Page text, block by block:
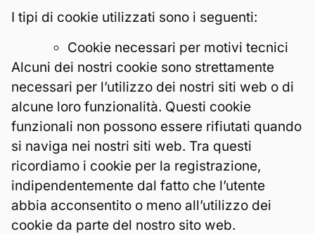
I tipi di cookie utilizzati sono i seguenti:
Cookie necessari per motivi tecnici
Alcuni dei nostri cookie sono strettamente
necessari per l’utilizzo dei nostri siti web o di
alcune loro funzionalità. Questi cookie
funzionali non possono essere rifiutati quando
si naviga nei nostri siti web. Tra questi
ricordiamo i cookie per la registrazione,
indipendentemente dal fatto che l’utente
abbia acconsentito o meno all’utilizzo dei
cookie da parte del nostro sito web.